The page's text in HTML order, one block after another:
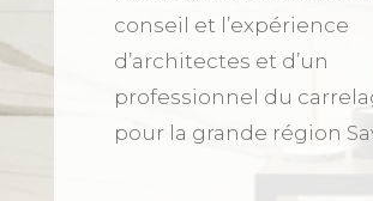
conseil et l’expérience
d’architectes et d’un
professionnel du
pour la grande région